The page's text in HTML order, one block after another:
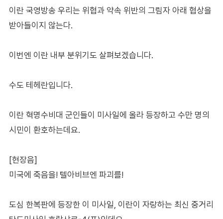
이란 국영방송 우리는 위협과 약속 위반의 그림자 아래 협상을
받아들이지 않는다.
이번엔 이란 내부 분위기도 살펴보겠습니다.
수도 테헤란입니다.
이란 혁명수비대 군인들이 미사일에 올라 등장하고 수만 명의
시민이 환호하는데요.
[현장음]
미국에 죽음을! 텔아비브엔 파괴를!
도심 한복판에 등장한 이 미사일, 이란이 자랑하는 최신 중거리